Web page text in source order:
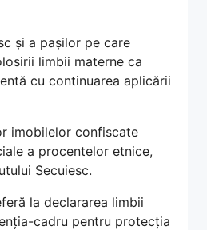
și a pașilor pe care
limbii materne ca
cu continuarea aplicării
imobilelor confiscate
a procentelor etnice,
Secuiesc.
la declararea limbii
cadru pentru protecția